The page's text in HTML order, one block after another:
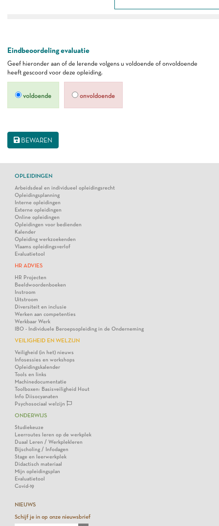
Eindbeoordeling evaluatie
Geef hieronder aan of de lerende volgens u voldoende of onvoldoende
heeft gescoord voor deze opleiding.
voldoende onvoldoende
BEWAREN
OPLEIDINGEN
Arbeidsdeal en individueel opleidingsrecht
Opleidingsplanning
Interne opleidingen
Externe opleidingen
Online opleidingen
Opleidingen voor bedienden
Kalender
Opleiding werkzoekenden
Vlaams opleidingsverlof
Evaluatietool
HR ADVIES
HR Projecten
Beeldwoordenboeken
Instroom
Uitstroom
Diversiteit en inclusie
Werken aan competenties
Werkbaar Werk
IBO - Individuele Beroepsopleiding in de Onderneming
VEILIGHEID EN WELZIJN
Veiligheid (in het) nieuws
Infosessies en workshops
Opleidingskalender
Tools en links
Machinedocumentatie
Toolboxen: Basisveiligheid Hout
Info Diisocyanaten
Psychosociaal welzijn
ONDERWIJS
Studiekeuze
Leerroutes leren op de werkplek
Duaal Leren / Werkplekleren
Bijscholing / Infodagen
Stage en leerwerkplek
Didactisch materiaal
Mijn opleidingsplan
Evaluatietool
Covid-19
NIEUWS
Schijf je in op onze nieuwsbrief